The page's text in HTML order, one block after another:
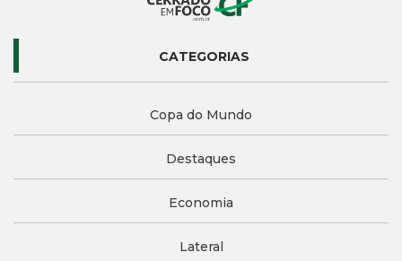
CATEGORIAS
Copa do Mundo
Destaques
Economia
Lateral